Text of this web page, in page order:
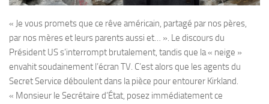
« Je vous promets que ce rêve américain, partagé par nos pères,
par nos mères et leurs parents aussi et… ». Le discours du
Président US s’interrompt brutalement, tandis que la « neige »
envahit soudainement l’écran TV. C’est alors que les agents du
Secret Service déboulent dans la pièce pour entourer Kirkland.
« Monsieur le Secrétaire d’État, posez immédiatement ce